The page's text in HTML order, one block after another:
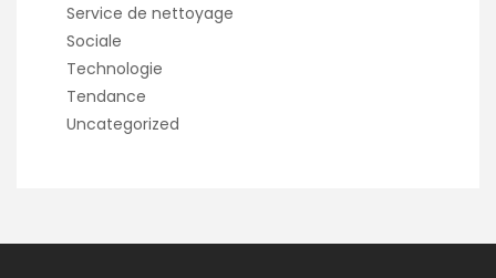
Service de nettoyage
Sociale
Technologie
Tendance
Uncategorized